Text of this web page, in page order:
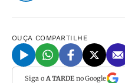
OUÇA COMPARTILHE
Siga o A TARDEno Google